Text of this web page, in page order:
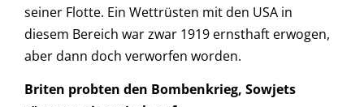
seiner Flotte. Ein Wettrüsten mit den USA in
diesem Bereich war zwar 1919 ernsthaft erwogen,
aber dann doch verworfen worden.
Briten probten den Bombenkrieg, Sowjets